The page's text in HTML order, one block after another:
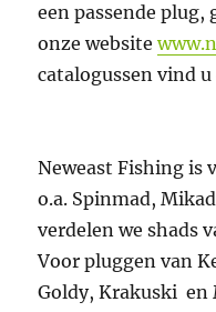
een passende plug,
onze website
catalogussen vind
Neweast Fishing is
o.a. Spinmad,
verdelen we shads
Voor pluggen van
Goldy, Krakuski